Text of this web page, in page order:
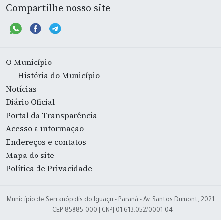
Compartilhe nosso site
O Município
História do Município
Notícias
Diário Oficial
Portal da Transparência
Acesso a informação
Endereços e contatos
Mapa do site
Política de Privacidade
Município de Serranópolis do Iguaçu - Paraná - Av. Santos Dumont, 2021
- CEP 85885-000 | CNPJ 01.613.052/0001-04